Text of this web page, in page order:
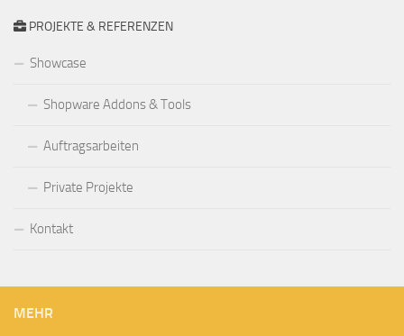
PROJEKTE & REFERENZEN
Showcase
Shopware Addons & Tools
Auftragsarbeiten
Private Projekte
Kontakt
MEHR